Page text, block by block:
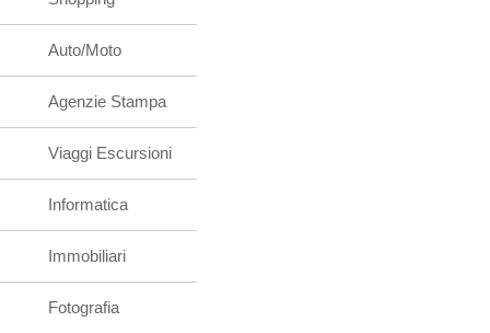
Auto/Moto
Agenzie Stampa
Viaggi Escursioni
Informatica
Immobiliari
Fotografia